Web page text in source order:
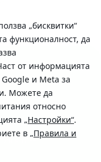
„бисквитки“
функционалност, да
от информацията
и Meta за
Можете да
относно
„Настройки“.
в „Правила и
1036